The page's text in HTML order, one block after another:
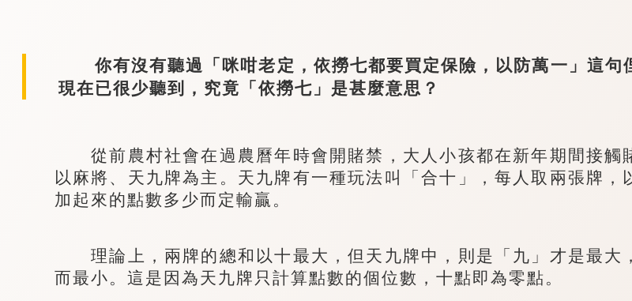
你有沒有聽過「咪咁老定，依撈七都要買定保險，以防萬一」這句
現在已很少聽到，究竟「依撈七」是甚麼意思？
從前農村社會在過農曆年時會開賭禁，大人小孩都在新年期間接觸
以麻將、天九牌為主。天九牌有一種玩法叫「合十」，每人取兩張牌，
加起來的點數多少而定輸贏。
理論上，兩牌的總和以十最大，但天九牌中，則是「九」才是最大
而最小。這是因為天九牌只計算點數的個位數，十點即為零點。